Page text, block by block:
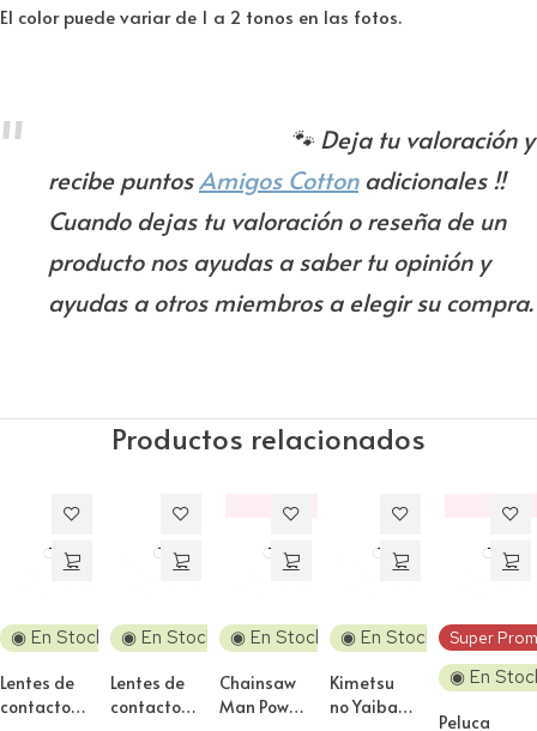
El color puede variar de 1 a 2 tonos en las fotos.
🐾 Deja tu valoración y
recibe puntosAmigos Cottonadicionales !!
Cuando dejas tu valoración o reseña de un
producto nos ayudas a saber tu opinión y
ayudas a otros miembros a elegir su compra.
Productos relacionados
◉ En Stock
Lentes de
contacto
◉ En Stock
Lentes de
contacto
◉ En Stock
Chainsaw
Man Power
◉ En Stock
Kimetsu
no Yaiba
Super
◉ En
Peluca